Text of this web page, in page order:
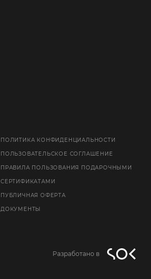
ПОЛИТИКА КОНФИДЕНЦИАЛЬНОСТИ
ПОЛЬЗОВАТЕЛЬСКОЕ СОГЛАШЕНИЕ
ПРАВИЛА ПОЛЬЗОВАНИЯ ПОДАРОЧНЫМИ
СЕРТИФИКАТАМИ
ПУБЛИЧНАЯ ОФЕРТА
ДОКУМЕНТЫ
Разработано в